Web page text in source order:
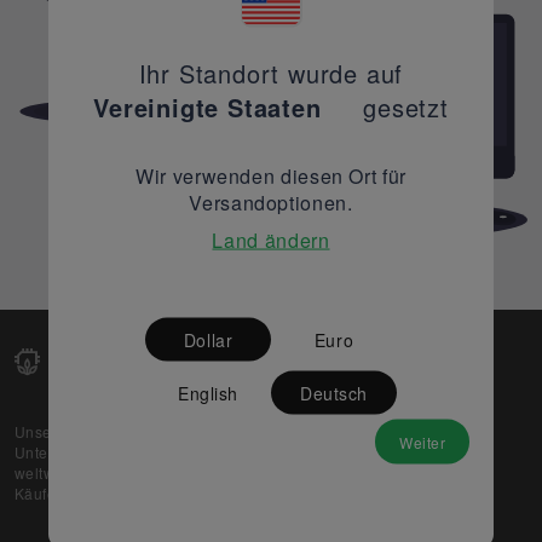
Unsere Web-Plattform unterstützt OEM- und EMS-
Unternehmen dabei, ihre überschüssigen Lagerbestände
weltweit zu verkaufen und gleichzeitig den potenziellen
Käufern beste Preise und Qualität zu bieten.
Partner
Ihr Standort wurde auf
Vereinigte Staaten
gesetzt
Wir verwenden diesen Ort für
Versandoptionen.
Land ändern
Dollar Euro
English Deutsch
Weiter